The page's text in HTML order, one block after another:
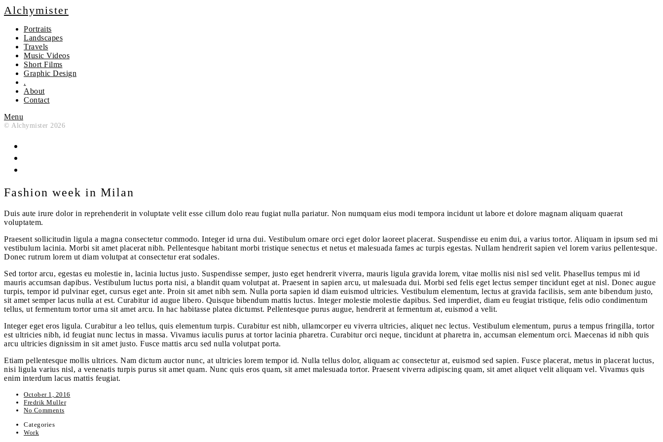
Alchymister
Portraits
Landscapes
Travels
Music Videos
Short Films
Graphic Design
.
About
Contact
Menu
© Alchymister 2026
Fashion week in Milan
Duis aute irure dolor in reprehenderit in voluptate velit esse cillum dolo reau fugiat nulla pariatur. Non numquam eius modi tempora incidunt ut labore et dolore magnam aliquam quaerat
voluptatem.
Praesent sollicitudin ligula a magna consectetur commodo. Integer id urna dui. Vestibulum ornare orci eget dolor laoreet placerat. Suspendisse eu enim dui, a varius tortor. Aliquam in ipsum sed mi
vestibulum lacinia. Morbi sit amet placerat nibh. Pellentesque habitant morbi tristique senectus et netus et malesuada fames ac turpis egestas. Nullam hendrerit sapien vel lorem varius pellentesque.
Donec rutrum lorem ut diam volutpat at consectetur erat sodales.
Sed tortor arcu, egestas eu molestie in, lacinia luctus justo. Suspendisse semper, justo eget hendrerit viverra, mauris ligula gravida lorem, vitae mollis nisi nisl sed velit. Phasellus tempus mi id
mauris accumsan dapibus. Vestibulum luctus porta nisi, a blandit quam volutpat at. Praesent in sapien arcu, ut malesuada dui. Morbi sed felis eget lectus semper tincidunt eget at nisl. Donec augue
turpis, tempor id pulvinar eget, cursus eget ante. Proin sit amet nibh sem. Nulla porta sapien id diam euismod ultricies. Vestibulum elementum, lectus at gravida facilisis, sem ante bibendum justo,
sit amet semper lacus nulla at est. Curabitur id augue libero. Quisque bibendum mattis luctus. Integer molestie molestie dapibus. Sed imperdiet, diam eu feugiat tristique, felis odio condimentum
tellus, ut fermentum tortor urna sit amet arcu. In hac habitasse platea dictumst. Pellentesque purus augue, hendrerit at fermentum at, euismod a velit.
Integer eget eros ligula. Curabitur a leo tellus, quis elementum turpis. Curabitur est nibh, ullamcorper eu viverra ultricies, aliquet nec lectus. Vestibulum elementum, purus a tempus fringilla, tortor
est ultricies nibh, id feugiat nunc lectus in massa. Vivamus iaculis purus at tortor lacinia pharetra. Curabitur orci neque, tincidunt at pharetra in, accumsan elementum orci. Maecenas id nibh quis
arcu ultricies dignissim in sit amet justo. Fusce mattis arcu sed nulla volutpat porta.
Etiam pellentesque mollis ultrices. Nam dictum auctor nunc, at ultricies lorem tempor id. Nulla tellus dolor, aliquam ac consectetur at, euismod sed sapien. Fusce placerat, metus in placerat luctus,
nisi ligula varius nisl, a venenatis turpis purus sit amet quam. Nunc quis eros quam, sit amet malesuada tortor. Praesent viverra adipiscing quam, sit amet aliquet velit aliquam vel. Vivamus quis
enim interdum lacus mattis feugiat.
October 1, 2016
Fredrik Muller
No Comments
Categories
Work